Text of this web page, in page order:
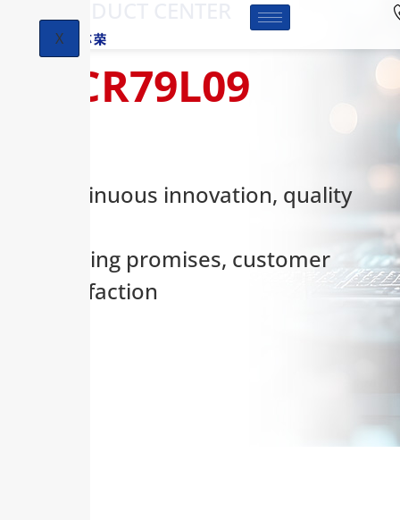
X
HCR79L09
Continuous innovation, quality
keeping promises, customer
satisfaction